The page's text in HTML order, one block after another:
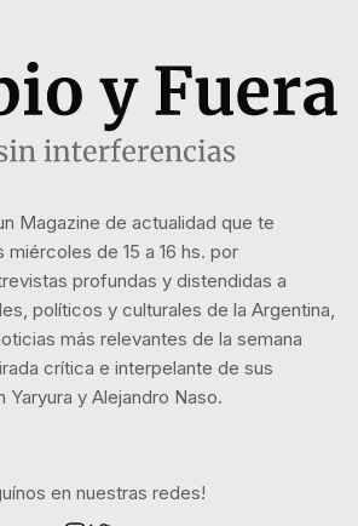
Magazine de actualidad que te
de 15 a 16 hs. por
profundas y distendidas a
políticos y culturales de la Argentina,
más relevantes de la semana
crítica e interpelante de sus
y Alejandro Naso.
en nuestras redes!